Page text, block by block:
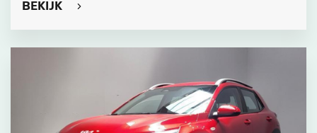
BEKIJK